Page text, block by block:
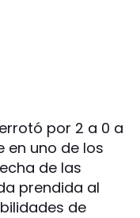
por 2 a 0 a
en uno de los
de las
prendida al
de